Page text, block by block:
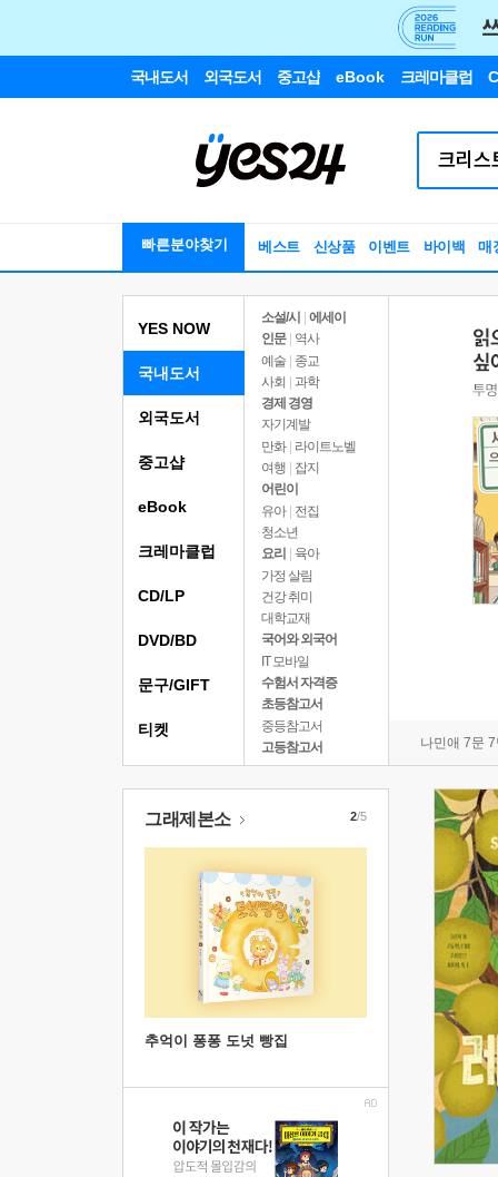
국내도서 외국도서 중고샵 eBook 크레마클럽
빠른분야찾기 베스트 신상품 이벤트 바이백 매
YES NOW
국내도서
소설/시
에세이
인문
역사
예술 | 종교
사회 | 과학
경제 경영
자기계발
만화 | 라이트노벨
여행
잡지
어린이
유아 | 전집
청소년
요리
육아
가정 살림
건강 취미
대학교재
국어와 외국어
IT 모바일
수험서 자격증
초등참고서
중등참고서
고등참고서
나민애 7문
외국도서
중고샵
eBook
크레마클럽
CD/LP
DVD/BD
문구/GIFT
티켓
그래제본소
추억이 퐁퐁 도넛 빵집
2/5